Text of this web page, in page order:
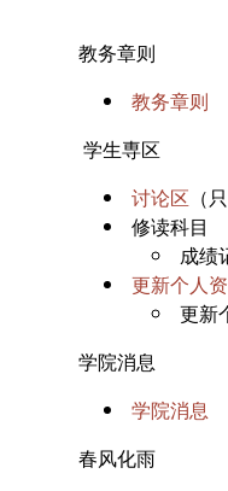
教务章则
教务章则
学生専区
讨论区 （
修读科目
成绩
更新个人
更新
学院消息
学院消息
春风化雨